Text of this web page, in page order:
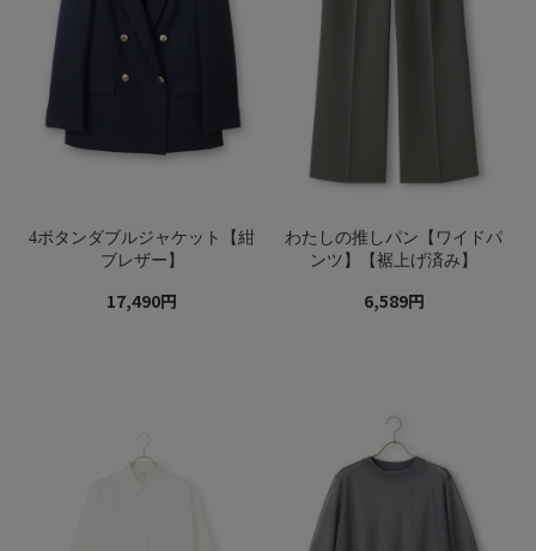
4ボタンダブルジャケット【紺
ブレザー】
17,490円
わたしの推しパン【ワイドパ
ンツ】【裾上げ済み】
6,589円